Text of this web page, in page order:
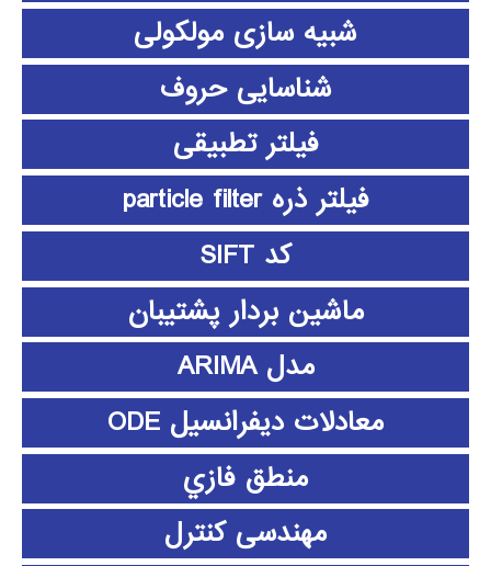
شبیه سازی مولکولی
شناسایی حروف
فیلتر تطبیقی
فیلتر ذره particle filter
کد SIFT
ماشین بردار پشتیبان
مدل ARIMA
معادلات دیفرانسیل ODE
منطق فازي
مهندسی کنترل